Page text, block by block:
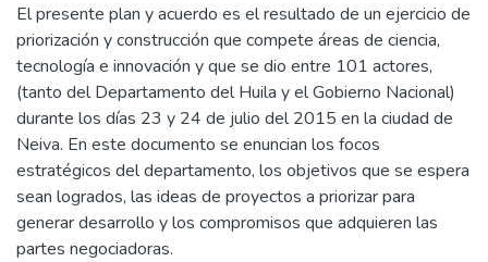
El presente plan y acuerdo es el resultado de un ejercicio de
priorización y construcción que compete áreas de ciencia,
tecnología e innovación y que se dio entre 101 actores,
(tanto del Departamento del Huila y el Gobierno Nacional)
durante los días 23 y 24 de julio del 2015 en la ciudad de
Neiva. En este documento se enuncian los focos
estratégicos del departamento, los objetivos que se espera
sean logrados, las ideas de proyectos a priorizar para
generar desarrollo y los compromisos que adquieren las
partes negociadoras.